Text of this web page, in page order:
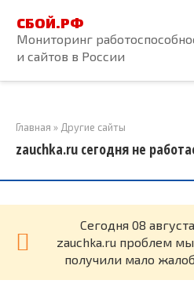
контенту
СБОЙ.РФ
Мониторинг
и сайтов в России
Главная » Другие сайты
zauchka.ru сегодня не
Cегодня 08
zauchka.ru проблем
получили мало